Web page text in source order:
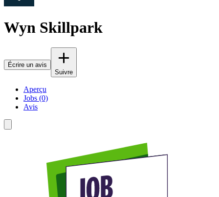
Wyn Skillpark
Écrire un avis
Suivre
Aperçu
Jobs (0)
Avis